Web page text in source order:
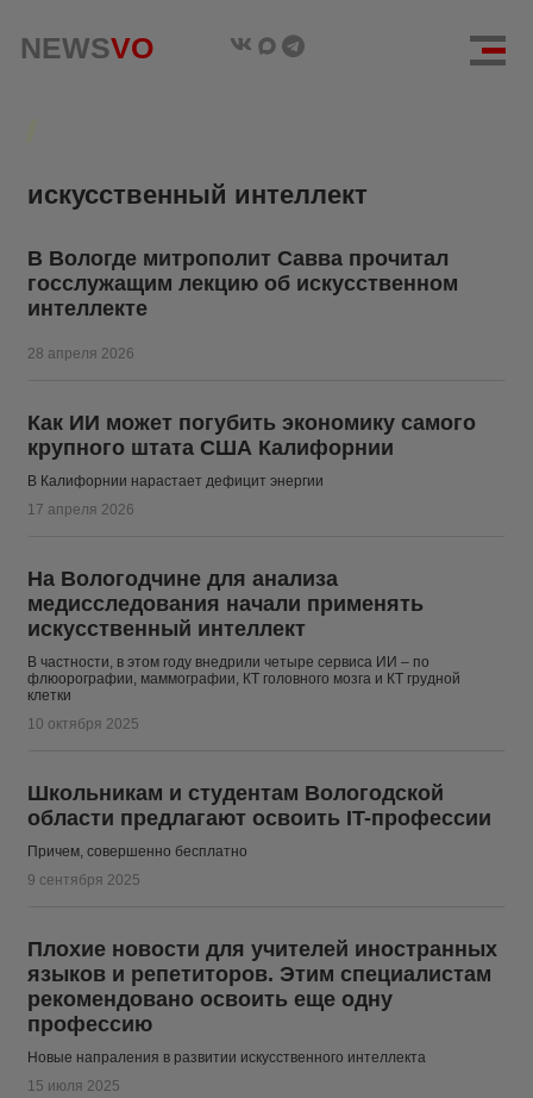
NEWSVO
NEWSVO
искусственный интеллект
В Вологде митрополит Савва прочитал
госслужащим лекцию об искусственном
интеллекте
28 апреля 2026
Как ИИ может погубить экономику самого
крупного штата США Калифорнии
В Калифорнии нарастает дефицит энергии
17 апреля 2026
На Вологодчине для анализа
медисследования начали применять
искусственный интеллект
В частности, в этом году внедрили четыре сервиса ИИ – по
флюорографии, маммографии, КТ головного мозга и КТ грудной
клетки
10 октября 2025
Школьникам и студентам Вологодской
области предлагают освоить IT-профессии
Причем, совершенно бесплатно
9 сентября 2025
Плохие новости для учителей иностранных
языков и репетиторов. Этим специалистам
рекомендовано освоить еще одну
профессию
Новые напраления в развитии искусственного интеллекта
15 июля 2025